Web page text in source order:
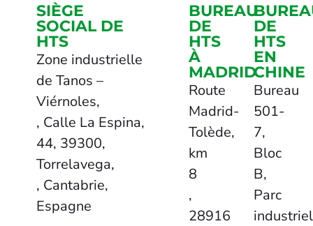
SIÈGE
SOCIAL DE
HTS
Zone industrielle
de Tanos –
Viérnoles,
, Calle La Espina,
44, 39300,
Torrelavega,
, Cantabrie,
Espagne
BUREAU
DE
HTS
À
MADRID
Route
Madrid-
Tolède,
km
8
,
28916
DE
HTS
EN
CHINE
Bureau
501-
7,
Bloc
B,
Parc
industriel